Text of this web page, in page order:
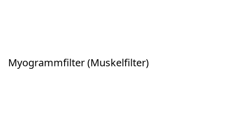
Myogrammfilter (Muskelfilter)